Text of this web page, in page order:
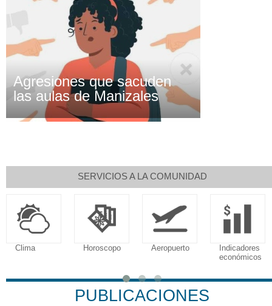
Agresiones que sacuden
las aulas de Manizales
SERVICIOS A LA COMUNIDAD
Clima Horoscopo Aeropuerto
Indicadores
económicos
PUBLICACIONES